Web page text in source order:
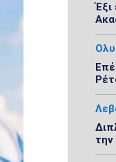
Έξι
την